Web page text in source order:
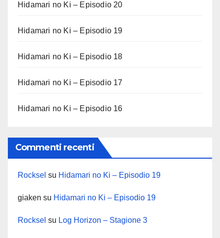
Hidamari no Ki – Episodio 20
Hidamari no Ki – Episodio 19
Hidamari no Ki – Episodio 18
Hidamari no Ki – Episodio 17
Hidamari no Ki – Episodio 16
Commenti recenti
Rocksel su Hidamari no Ki – Episodio 19
giaken su Hidamari no Ki – Episodio 19
Rocksel su Log Horizon – Stagione 3